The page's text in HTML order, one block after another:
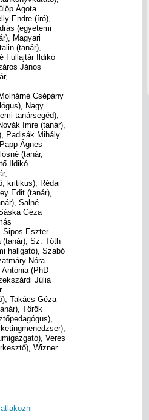
Ágota
Endre (író),
(egyetemi
Magyari
(tanár),
Fullajtár Ildikó
János
Csépány
Nagy
tanársegéd),
Imre (tanár),
Padisák Mihály
Ágnes
(tanár,
Ildikó
kritikus), Rédai
Edit (tanár),
Salné
Géza
Sipos Eszter
(tanár), Sz. Tóth
hallgató), Szabó
Nóra
(PhD
Júlia
Takács Géza
Török
Veres
Wizner